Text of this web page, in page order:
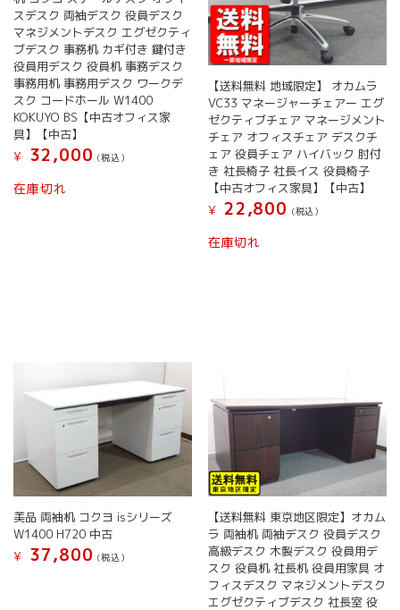
スデスク 両袖デスク 役員デスク
マネジメントデスク エグゼクティ
ブデスク 事務机 カギ付き 鍵付き
役員用デスク 役員机 事務デスク
事務用机 事務用デスク ワークデ
スク コードホール W1400
KOKUYO BS【中古オフィス家
具】【中古】
¥
32,000 (税込）
在庫切れ
【送料無料 地域限定】 オカムラ
VC33 マネージャーチェアー エグ
ゼクティブチェア マネージメント
チェア オフィスチェア デスクチ
ェア 役員チェア ハイバック 肘付
き 社長椅子 社長イス 役員椅子
【中古オフィス家具】【中古】
¥ 22,800 (税込）
在庫切れ
美品 両袖机 コクヨ isシリーズ
W1400 H720 中古
¥
37,800 (税込）
【送料無料 東京地区限定】オカム
ラ 両袖机 両袖デスク 役員デスク
高級デスク 木製デスク 役員用デ
スク 役員机 社長机 役員用家具 オ
フィスデスク マネジメントデスク
エグゼクティブデスク 社長室 役